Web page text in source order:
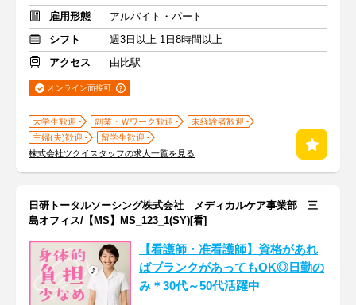
雇用形態
アルバイト・パート
シフト
週3日以上 1日8時間以上
アクセス
由比駅
オンライン面接可
大学生歓迎 副業・Ｗワーク歓迎
未経験者歓迎
主婦(夫)歓迎
留学生歓迎
株式会社ツクイスタッフの求人一覧を見る
日研トータルソーシング株式会社 メディカルケア事業部 三
島オフィス/【MS】MS_123_1(SY)[看]
【看護師・准看護師】資格があれ
ばブランクがあってもOK◎日勤の
み＊30代～50代活躍中